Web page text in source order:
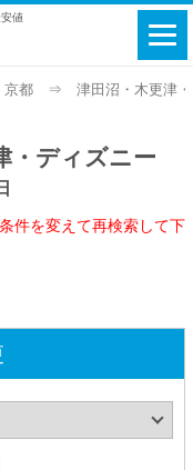
値
京都 ⇒ 津田沼・木更津・
ディズニー
件を変えて再検索して下